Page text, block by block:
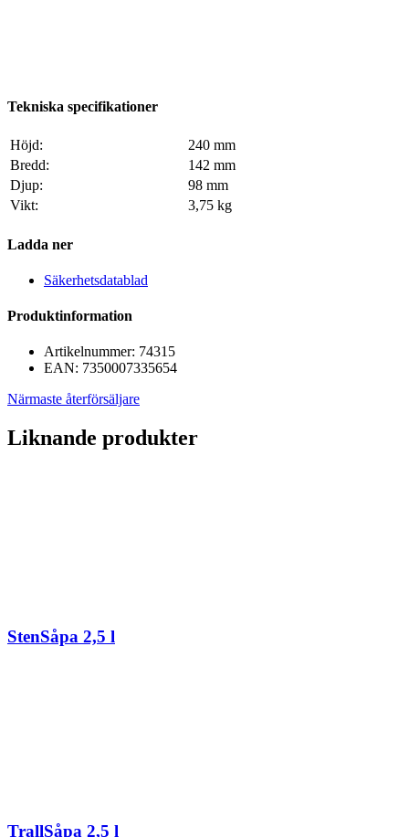
Tekniska specifikationer
Höjd:
240 mm
Bredd:
142 mm
Djup:
98 mm
Vikt:
3,75 kg
Ladda ner
Säkerhetsdatablad
Produktinformation
Artikelnummer: 74315
EAN: 7350007335654
Närmaste återförsäljare
Liknande produkter
StenSåpa 2,5 l
TrallSåpa 2,5 l